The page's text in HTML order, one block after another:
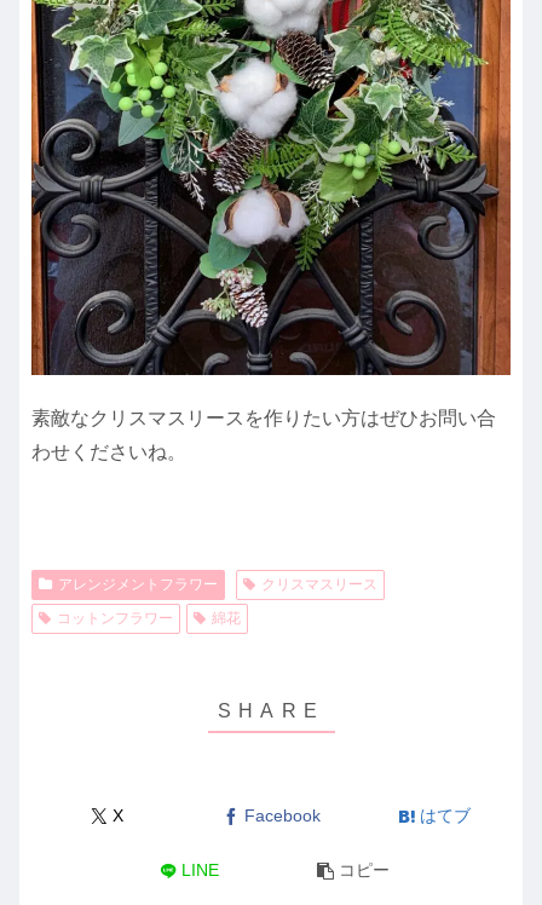
素敵なクリスマスリースを作りたい方はぜひお問い合
わせくださいね。
アレンジメントフラワー
クリスマスリース
コットンフラワー
綿花
X Facebook はてブ
LINE コピー